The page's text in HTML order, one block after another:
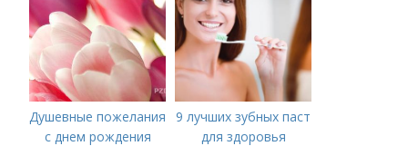
Душевные пожелания
с днем рождения
9 лучших зубных паст
для здоровья